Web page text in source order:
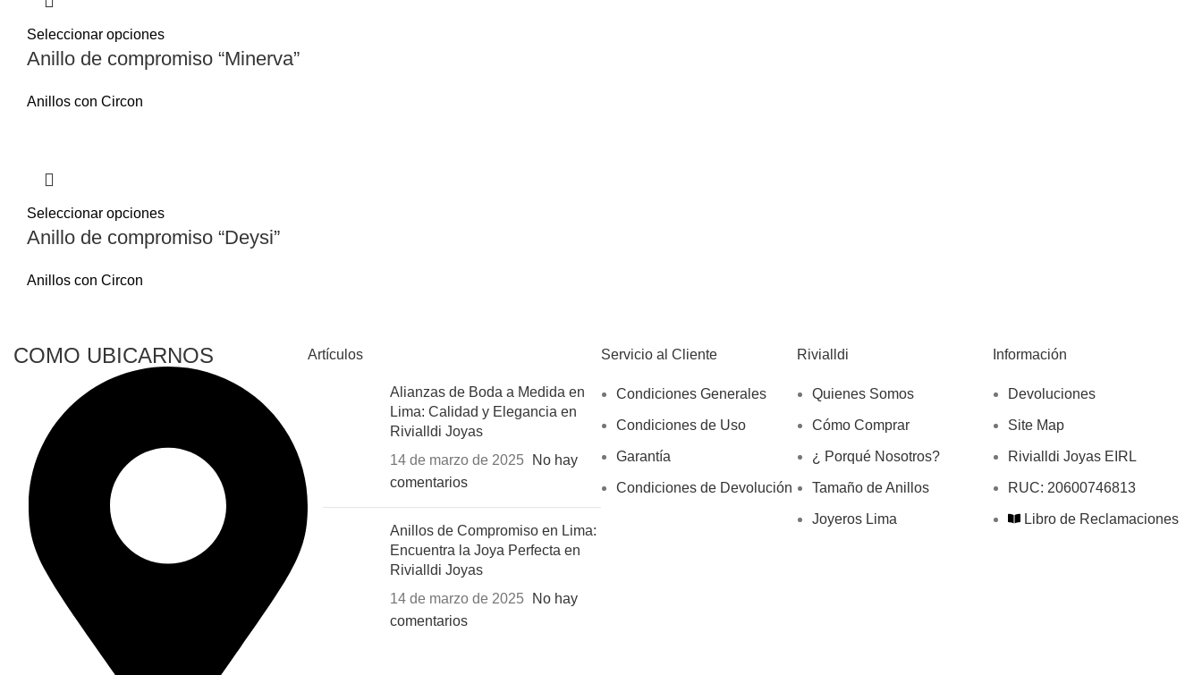
Seleccionar opciones
Anillo de compromiso “Minerva”
Anillos con Circon
Seleccionar opciones
Anillo de compromiso “Deysi”
Anillos con Circon
COMO UBICARNOS Artículos
Alianzas de Boda a Medida en
Lima: Calidad y Elegancia en
Rivialldi Joyas
14 de marzo de 2025
No hay
comentarios
Anillos de Compromiso en Lima:
Encuentra la Joya Perfecta en
Rivialldi Joyas
14 de marzo de 2025
No hay
comentarios
Servicio al Cliente
Condiciones Generales
Condiciones de Uso
Garantía
Condiciones de Devolución
Rivialldi
Quienes Somos
Cómo Comprar
¿ Porqué Nosotros?
Tamaño de Anillos
Joyeros Lima
Información
Devoluciones
Site Map
Rivialldi Joyas EIRL
RUC: 20600746813
Libro de Reclamaciones